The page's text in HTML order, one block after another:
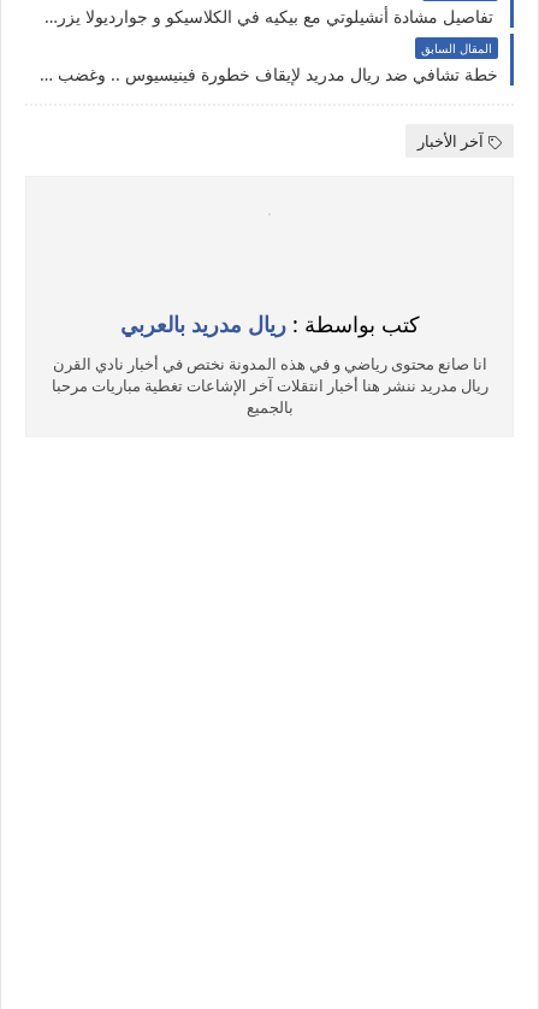
تفاصيل مشادة أنشيلوتي مع بيكيه في الكلاسيكو و جوارديولا يزرع الأشواك في طريق ريال مدريد
المقال السابق
خطة تشافي ضد ريال مدريد لإيقاف خطورة فينيسيوس .. وغضب في ريال مدريد من موعد الكلاسيكو
آخر الأخبار
كتب بواسطة :ريال مدريد بالعربي
انا صانع محتوى رياضي و في هذه المدونة نختص في أخبار نادي القرن
ريال مدريد ننشر هنا أخبار انتقلات آخر الإشاعات تغطية مباريات مرحبا
بالجميع